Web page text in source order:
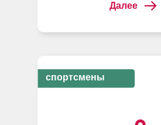
Далее
спортсмены